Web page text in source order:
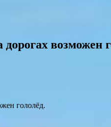
возможен
гололёд.